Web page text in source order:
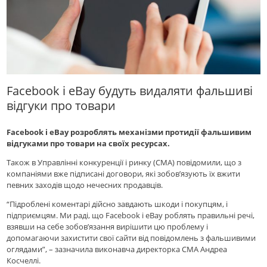
Facebook і eBay будуть видаляти фальшиві
відгуки про товари
Facebook і eBay розроблять механізми протидії фальшивим
відгуками про товари на своїх ресурсах.
Також в Управлінні конкуренції і ринку (СМА) повідомили, що з
компаніями вже підписані договори, які зобов’язують їх вжити
певних заходів щодо нечесних продавців.
“Підроблені коментарі дійсно завдають шкоди і покупцям, і
підприємцям. Ми раді, що Facebook і eBay роблять правильні речі,
взявши на себе зобов’язання вирішити цю проблему і
допомагаючи захистити свої сайти від повідомлень з фальшивими
оглядами”, – зазначила виконавча директорка СМА Андреа
Косчеллі.